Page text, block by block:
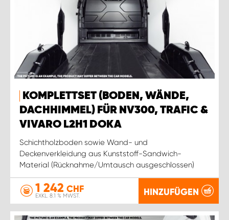
KOMPLETTSET (BODEN, WÄNDE,
DACHHIMMEL) FÜR NV300, TRAFIC &
VIVARO L2H1 DOKA
Schichtholzboden sowie Wand- und
Deckenverkleidung aus Kunststoff-Sandwich-
Material (Rücknahme/Umtausch ausgeschlossen)
1 242 CHF
EXKL. 8.1 % MWST. HINZUFÜGEN